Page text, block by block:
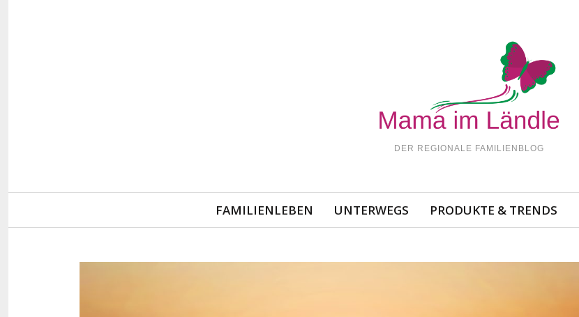
DER REGIONALE FAMILIENBLOG
Navigation
FAMILIENLEBEN UNTERWEGS PRODUKTE & TRENDS